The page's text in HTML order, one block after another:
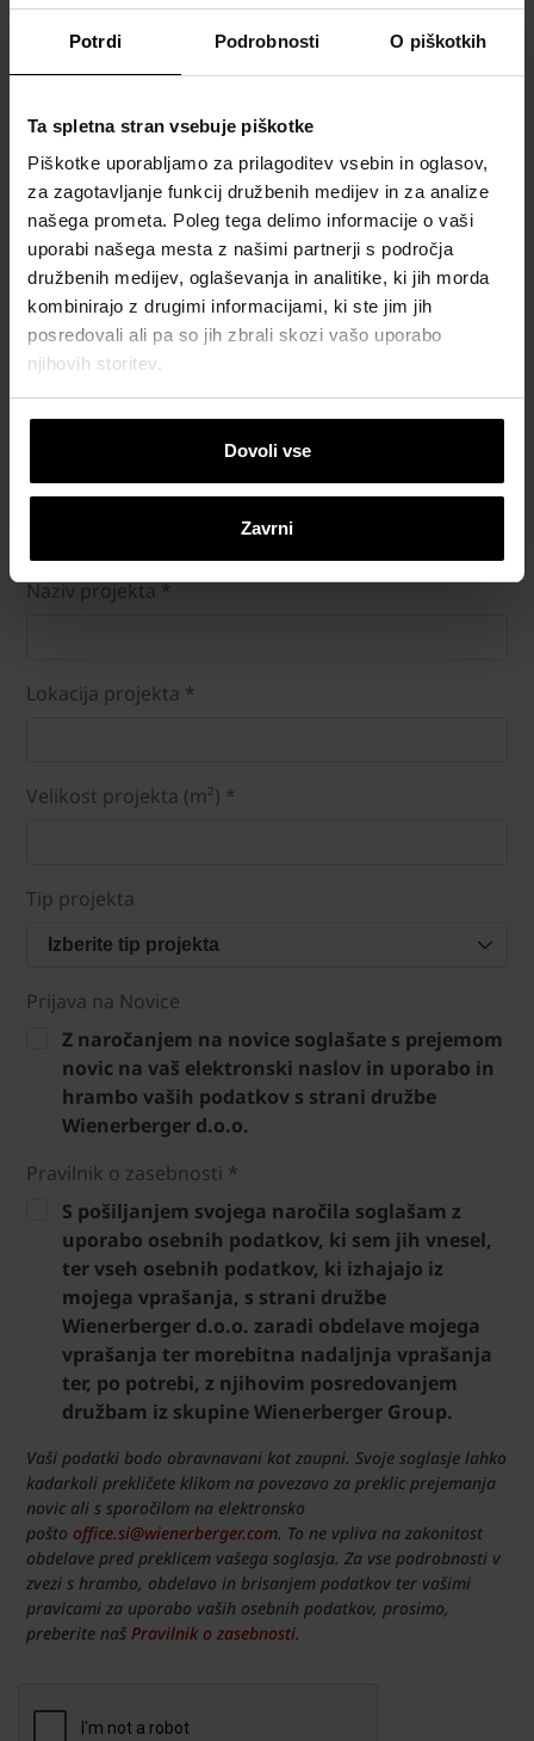
Potrdi Podrobnosti O piškotkih
Ta spletna stran vsebuje piškotke
Piškotke uporabljamo za prilagoditev vsebin in oglasov,
za zagotavljanje funkcij družbenih medijev in za analize
našega prometa. Poleg tega delimo informacije o vaši
uporabi našega mesta z našimi partnerji s področja
družbenih medijev, oglaševanja in analitike, ki jih morda
kombinirajo z drugimi informacijami, ki ste jim jih
posredovali ali pa so jih zbrali skozi vašo uporabo
njihovih storitev.
Dovoli vse
Zavrni
Elektronski naslov *
Številka mobilnega telefona
Naslov *
Pošta *
Naziv projekta *
Lokacija projekta *
Velikost projekta (m²) *
Tip projekta
Izberite tip projekta
Prijava na Novice
Z naročanjem na novice soglašate s prejemom
novic na vaš elektronski naslov in uporabo in
hrambo vaših podatkov s strani družbe
Wienerberger d.o.o.
Pravilnik o zasebnosti *
S pošiljanjem svojega naročila soglašam z
uporabo osebnih podatkov, ki sem jih vnesel,
ter vseh osebnih podatkov, ki izhajajo iz
mojega vprašanja, s strani družbe
Wienerberger d.o.o. zaradi obdelave mojega
vprašanja ter morebitna nadaljnja vprašanja
ter, po potrebi, z njihovim posredovanjem
družbam iz skupine Wienerberger Group.
Vaši podatki bodo obravnavani kot zaupni. Svoje soglasje lahko
kadarkoli prekličete klikom na povezavo za preklic prejemanja
novic ali s sporočilom na elektronsko
pošto office.si@wienerberger.com. To ne vpliva na zakonitost
obdelave pred preklicem vašega soglasja. Za vse podrobnosti v
zvezi s hrambo, obdelavo in brisanjem podatkov ter vašimi
pravicami za uporabo vaših osebnih podatkov, prosimo,
preberite naš Pravilnik o zasebnosti.